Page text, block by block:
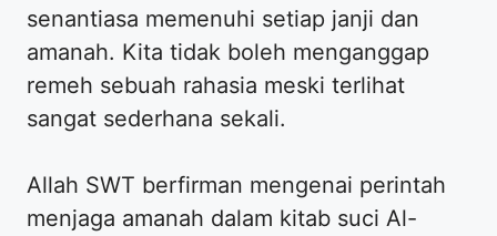
senantiasa memenuhi setiap janji dan
amanah. Kita tidak boleh menganggap
remeh sebuah rahasia meski terlihat
sangat sederhana sekali.
Allah SWT berfirman mengenai perintah
menjaga amanah dalam kitab suci Al-